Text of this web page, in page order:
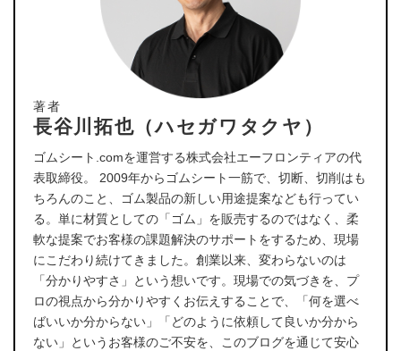
著者
長谷川拓也（ハセガワタクヤ）
ゴムシート.comを運営する株式会社エーフロンティアの代
表取締役。 2009年からゴムシート一筋で、切断、切削はも
ちろんのこと、ゴム製品の新しい用途提案なども行ってい
る。単に材質としての「ゴム」を販売するのではなく、柔
軟な提案でお客様の課題解決のサポートをするため、現場
にこだわり続けてきました。創業以来、変わらないのは
「分かりやすさ」という想いです。現場での気づきを、プ
ロの視点から分かりやすくお伝えすることで、「何を選べ
ばいいか分からない」「どのように依頼して良いか分から
ない」というお客様のご不安を、このブログを通じて安心